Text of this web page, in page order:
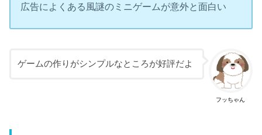
広告によくある風謎のミニゲームが意外と面白い
フッちゃん
ゲームの作りがシンプルなところが好評だよ